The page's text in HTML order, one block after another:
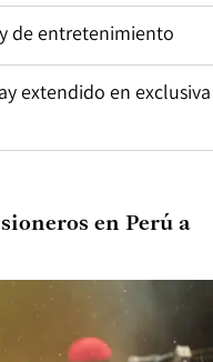
de entretenimiento
extendido en exclusiva
en Perú a